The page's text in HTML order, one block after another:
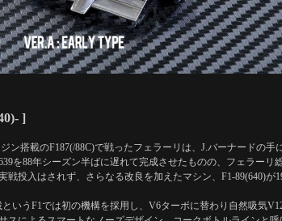
]
ン搭載のF187(/88C)で戦ったフェラーリは、J.バーナードの手
を88年シーズン半ばに遅れて完成させたものの、フェラーリ
投入はされず、さらなる改良を加えたマシン、F1-89(640)が
いうF1では初の機構を採用し、V6ターボに替わり自然吸気